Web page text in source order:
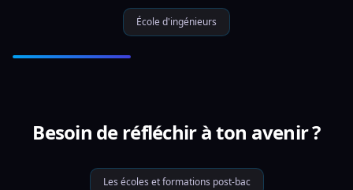
École d'ingénieurs
Besoin de réfléchir à ton avenir ?
Les écoles et formations post-bac